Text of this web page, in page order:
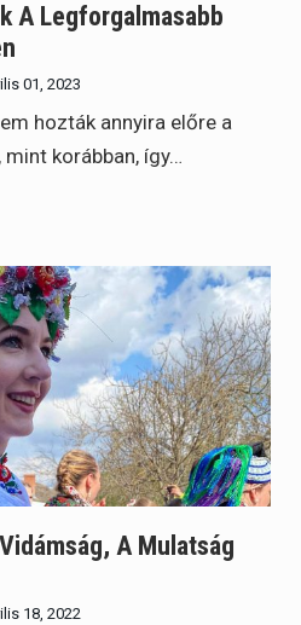
A Legforgalmasabb
01, 2023
hozták annyira előre a
korábban, így…
A Mulatság
18, 2022